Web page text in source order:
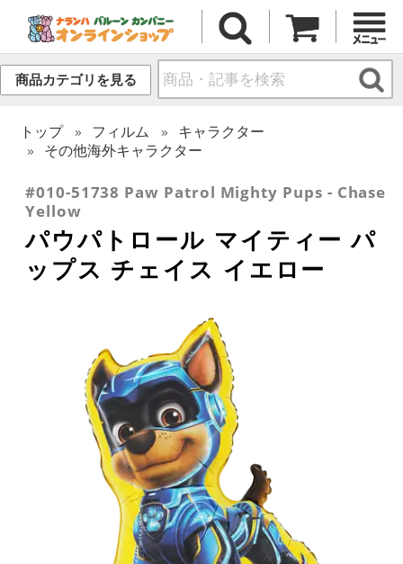
商品カテゴリを見る
トップ フィルム
キャラクター
その他海外キャラクター
#010-51738 Paw Patrol Mighty Pups - Chase
Yellow
パウパトロール マイティー パ
ップス チェイス イエロー